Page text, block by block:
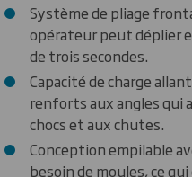
Système de pliage
opérateur peut déplier
de trois secondes.
Capacité de charge
renforts aux angles qui
chocs et aux chutes.
Conception empilable
besoin de moules, ce